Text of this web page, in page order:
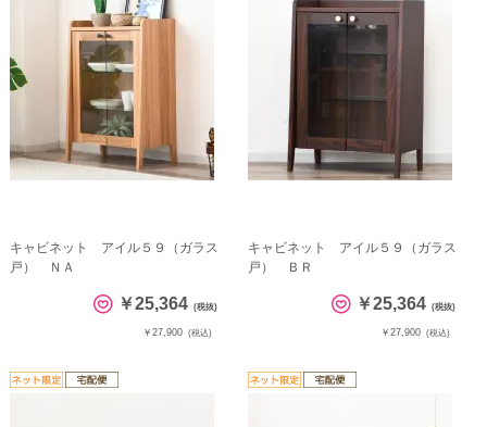
キャビネット アイル５９（ガラス
戸） ＮＡ
￥25,364 (税抜)
￥27,900 (税込)
キャビネット アイル５９（ガラス
戸） ＢＲ
￥25,364 (税抜)
￥27,900 (税込)